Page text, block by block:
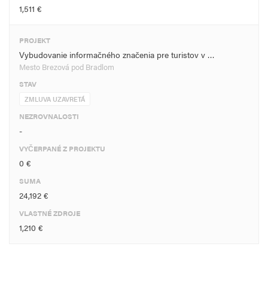
1,511 €
PROJEKT
Vybudovanie informačného značenia pre turistov v …
Mesto Brezová pod Bradlom
STAV
ZMLUVA UZAVRETÁ
NEZROVNALOSTI
-
VYČERPANÉ Z PROJEKTU
0 €
SUMA
24,192 €
VLASTNÉ ZDROJE
1,210 €